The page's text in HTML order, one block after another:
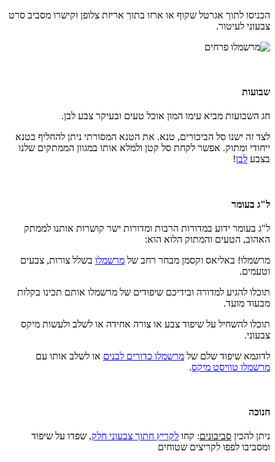
הכניסו לתוך אגרטל שקוף או ארזו בתוך אריזת צלופן וקישרו מסביב סרט
צבעוני לעיטור.
שבועות
חג השבועות מביא עימו המון אוכל טעים ובעיקר צבע לבן.
לצד זה ישנו סל הביכורים, טנא. את הטנא המסורתי ניתן להחליף בטנא
ייחודי ומתוק. אפשר לקחת סל קטן ולמלא אותו במגוון הממתקים שלנו
בצבע לבן!
ל"ג בעומר
ל"ג בעומר ידוע במדורות הרבות ומדורות ישר קושרות אותנו לממתק
האהוב, הטעים והמתוק הלוא הוא:
מרשמלו! באליאס וקסמן מבחר רחב של מרשמלו בשלל צורות, צבעים
וטעמים.
תוכלו להגיע למדורה ובידיכם שיפודים של מרשמלו אותם תכינו בקלות
מבעוד מועד.
תוכלו להשחיל על שיפוד צבע או צורה אחידה או לשלב ולעשות מיקס
צבעוני.
לדוגמא שיפוד שלם של מרשמלו כדורים לבנים או לשלב אותו עם
מרשמלו טוויסט מיקס.
חנוכה
ניתן להכין סביבונים: קחו לקריץ חתוך צבעוני חלק, שפדו על שיפוד
ומסביבו לפפו לקריצים שטוחים